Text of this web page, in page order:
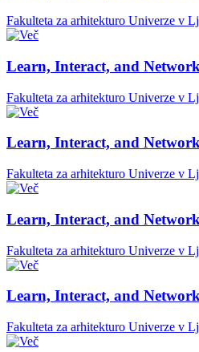
Fakulteta za arhitekturo Univerze v
Learn, Interact, and
Fakulteta za arhitekturo Univerze v
Learn, Interact, and
Fakulteta za arhitekturo Univerze v
Learn, Interact, and
Fakulteta za arhitekturo Univerze v
Learn, Interact, and
Fakulteta za arhitekturo Univerze v